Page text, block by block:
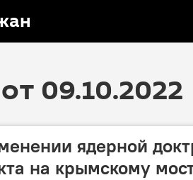
09.10.2022
ядерной
на крымскому